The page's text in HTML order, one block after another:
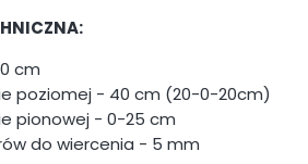
cm
poziomej - 40 cm (20-0-20cm)
pionowej - 0-25 cm
do wiercenia - 5 mm